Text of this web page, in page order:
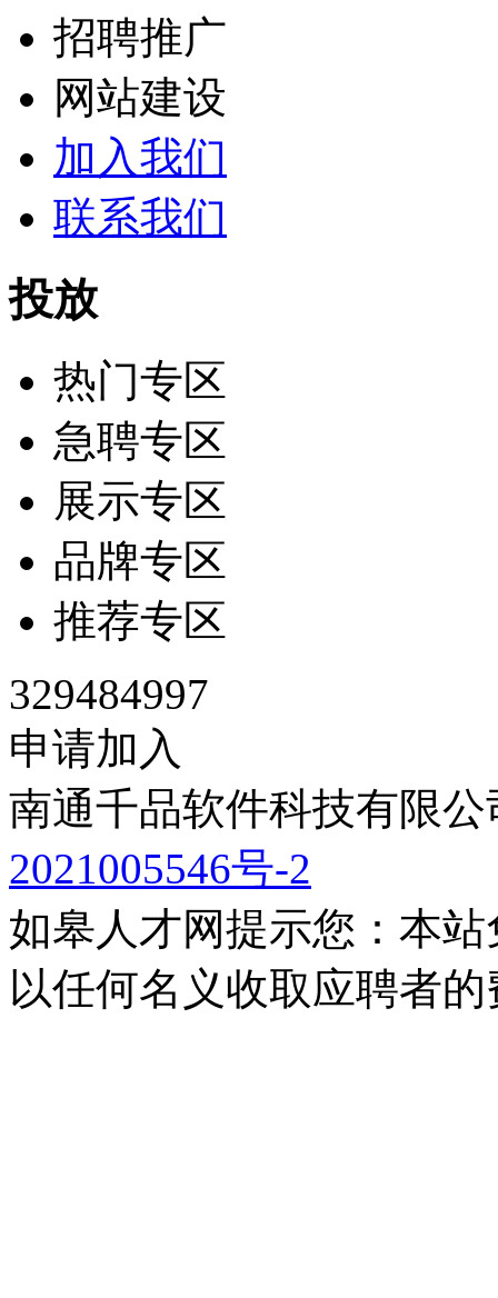
招聘推广
网站建设
加入我们
联系我们
投放
热门专区
急聘专区
展示专区
品牌专区
推荐专区
329484997
申请加入
南通千品软件科技有限
2021005546号-2
如皋人才网提示您：本
以任何名义收取应聘者